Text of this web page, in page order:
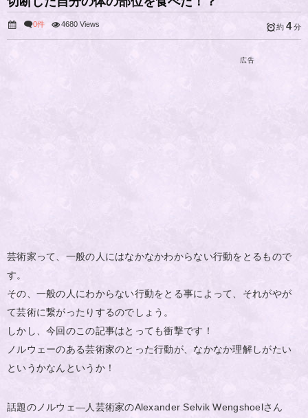
0件 4680 Views 約 4分
広告
芸術家って、一般の人にはなかなかわからない行動をとるもので
す。
その、一般の人にわからない行動をとる事によって、それがやが
て芸術に繋がったりするのでしょう。
しかし、今回のこの記事はとっても衝撃です！
ノルウェーのある芸術家のとった行動が、なかなか理解しがたい
というかなんというか！
話題のノルウェ―人芸術家のAlexander Selvik Wengshoelさん